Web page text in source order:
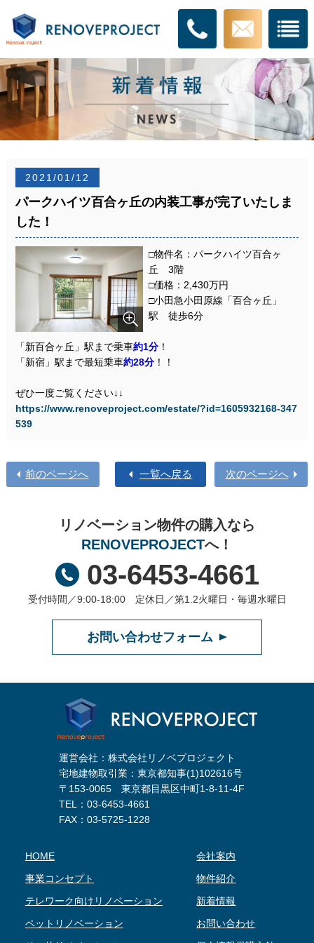
2021/01/12
パークハイツ百合ヶ丘の内装工事が完了いたしま
した！
□物件名：パークハイツ百合ヶ
丘 3階
□価格：2,430万円
□小田急小田原線「百合ヶ丘」
駅 徒歩6分
「新百合ヶ丘」駅まで乗車約1分！
「新宿」駅まで最短乗車約28分！！
ぜひ一度ご覧ください↓↓
https://www.renoveproject.com/estate/?id=1605932168-347
539
前のページへ 次のページへ
一覧へ戻る
リノベーション物件の購入なら
RENOVEPROJECTへ！
03-6453-4661
受付時間／9:00-18:00 定休日／第1.2火曜日・毎週水曜日
お問い合わせフォーム
運営会社：株式会社リノベプロジェクト
宅地建物取引業：東京都知事(1)102616号
〒153-0065 東京都目黒区中町1-8-11-4F
TEL： 03-6453-4661
FAX：03-5725-1228
HOME
事業コンセプト
テレワーク向けリノベーション
ペットリノベーション
会社案内
物件紹介
新着情報
お問い合わせ